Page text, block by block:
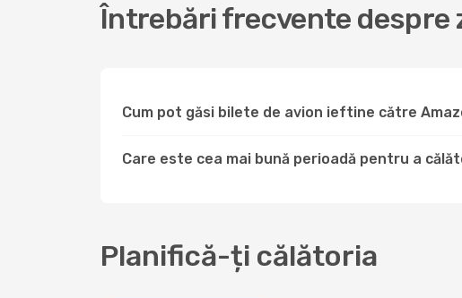
Întrebări frecvente despre
Cum pot găsi bilete de avion ieftine către
Care este cea mai bună perioadă pentru a
Planifică-ți călătoria